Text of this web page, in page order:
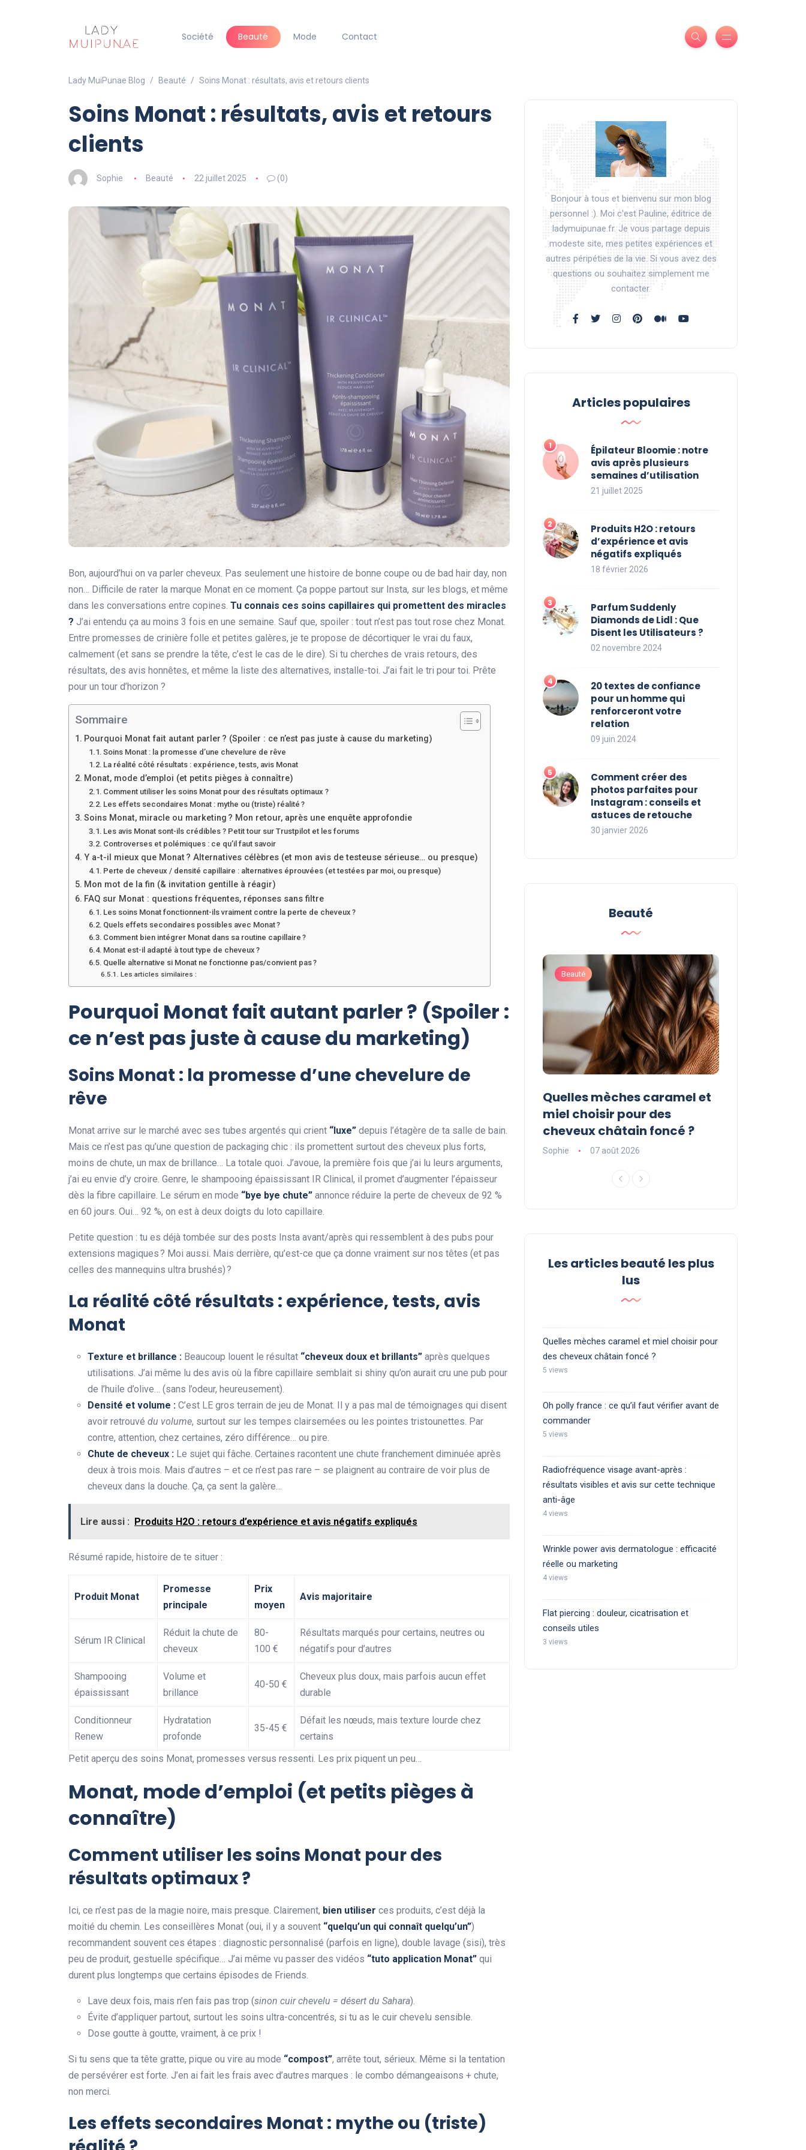
Société Beauté Mode Contact
Lady MuiPunae Blog Beauté Soins Monat : résultats, avis et retours clients
Soins Monat : résultats, avis et retours
clients
Sophie Beauté 22 juillet 2025 (0)
Bon, aujourd’hui on va parler cheveux. Pas seulement une histoire de bonne coupe ou de bad hair day, non
non… Difficile de rater la marque Monat en ce moment. Ça poppe partout sur Insta, sur les blogs, et même
dans les conversations entre copines. Tu connais ces soins capillaires qui promettent des miracles
? J’ai entendu ça au moins 3 fois en une semaine. Sauf que, spoiler : tout n’est pas tout rose chez Monat.
Entre promesses de crinière folle et petites galères, je te propose de décortiquer le vrai du faux,
calmement (et sans se prendre la tête, c’est le cas de le dire). Si tu cherches de vrais retours, des
résultats, des avis honnêtes, et même la liste des alternatives, installe-toi. J’ai fait le tri pour toi. Prête
pour un tour d’horizon ?
Sommaire
Pourquoi Monat fait autant parler ? (Spoiler : ce n’est pas juste à cause du marketing)
Soins Monat : la promesse d’une chevelure de rêve
La réalité côté résultats : expérience, tests, avis Monat
Monat, mode d’emploi (et petits pièges à connaître)
Comment utiliser les soins Monat pour des résultats optimaux ?
Les effets secondaires Monat : mythe ou (triste) réalité ?
Soins Monat, miracle ou marketing ? Mon retour, après une enquête approfondie
Les avis Monat sont-ils crédibles ? Petit tour sur Trustpilot et les forums
Controverses et polémiques : ce qu’il faut savoir
Y a-t-il mieux que Monat ? Alternatives célèbres (et mon avis de testeuse sérieuse… ou presque)
Perte de cheveux / densité capillaire : alternatives éprouvées (et testées par moi, ou presque)
Mon mot de la fin (& invitation gentille à réagir)
FAQ sur Monat : questions fréquentes, réponses sans filtre
Les soins Monat fonctionnent-ils vraiment contre la perte de cheveux ?
Quels effets secondaires possibles avec Monat ?
Comment bien intégrer Monat dans sa routine capillaire ?
Monat est-il adapté à tout type de cheveux ?
Quelle alternative si Monat ne fonctionne pas/convient pas ?
Les articles similaires :
Pourquoi Monat fait autant parler ? (Spoiler :
ce n’est pas juste à cause du marketing)
Soins Monat : la promesse d’une chevelure de
rêve
Monat arrive sur le marché avec ses tubes argentés qui crient “luxe” depuis l’étagère de ta salle de bain.
Mais ce n’est pas qu’une question de packaging chic : ils promettent surtout des cheveux plus forts,
moins de chute, un max de brillance… La totale quoi. J’avoue, la première fois que j’ai lu leurs arguments,
j’ai eu envie d’y croire. Genre, le shampooing épaississant IR Clinical, il promet d’augmenter l’épaisseur
dès la fibre capillaire. Le sérum en mode “bye bye chute” annonce réduire la perte de cheveux de 92 %
en 60 jours. Oui… 92 %, on est à deux doigts du loto capillaire.
Petite question : tu es déjà tombée sur des posts Insta avant/après qui ressemblent à des pubs pour
extensions magiques ? Moi aussi. Mais derrière, qu’est-ce que ça donne vraiment sur nos têtes (et pas
celles des mannequins ultra brushés) ?
La réalité côté résultats : expérience, tests, avis
Monat
Texture et brillance : Beaucoup louent le résultat “cheveux doux et brillants” après quelques
utilisations. J’ai même lu des avis où la fibre capillaire semblait si shiny qu’on aurait cru une pub pour
de l’huile d’olive… (sans l’odeur, heureusement).
Densité et volume : C’est LE gros terrain de jeu de Monat. Il y a pas mal de témoignages qui disent
avoir retrouvé du volume, surtout sur les tempes clairsemées ou les pointes tristounettes. Par
contre, attention, chez certaines, zéro différence… ou pire.
Chute de cheveux : Le sujet qui fâche. Certaines racontent une chute franchement diminuée après
deux à trois mois. Mais d’autres – et ce n’est pas rare – se plaignent au contraire de voir plus de
cheveux dans la douche. Ça, ça sent la galère…
Lire aussi : Produits H2O : retours d’expérience et avis négatifs expliqués
Résumé rapide, histoire de te situer :
Produit Monat
Promesse
principale
Prix
moyen
Avis majoritaire
Sérum IR Clinical
Réduit la chute de
cheveux
80-
100 €
Résultats marqués pour certains, neutres ou
négatifs pour d’autres
Shampooing
épaississant
Volume et
brillance
40-50 €
Cheveux plus doux, mais parfois aucun effet
durable
Conditionneur
Renew
Hydratation
profonde
35-45 €
Défait les nœuds, mais texture lourde chez
certains
Petit aperçu des soins Monat, promesses versus ressenti. Les prix piquent un peu…
Monat, mode d’emploi (et petits pièges à
connaître)
Comment utiliser les soins Monat pour des
résultats optimaux ?
Ici, ce n’est pas de la magie noire, mais presque. Clairement, bien utiliser ces produits, c’est déjà la
moitié du chemin. Les conseillères Monat (oui, il y a souvent “quelqu’un qui connaît quelqu’un”)
recommandent souvent ces étapes : diagnostic personnalisé (parfois en ligne), double lavage (sisi), très
peu de produit, gestuelle spécifique… J’ai même vu passer des vidéos “tuto application Monat” qui
durent plus longtemps que certains épisodes de Friends.
Lave deux fois, mais n’en fais pas trop (sinon cuir chevelu = désert du Sahara).
Évite d’appliquer partout, surtout les soins ultra-concentrés, si tu as le cuir chevelu sensible.
Dose goutte à goutte, vraiment, à ce prix !
Si tu sens que ta tête gratte, pique ou vire au mode “compost”, arrête tout, sérieux. Même si la tentation
de persévérer est forte. J’en ai fait les frais avec d’autres marques : le combo démangeaisons + chute,
non merci.
Les effets secondaires Monat : mythe ou (triste)
Bonjour à tous et bienvenu sur mon blog
personnel :). Moi c'est Pauline, éditrice de
ladymuipunae.fr. Je vous partage depuis
modeste site, mes petites expériences et
autres péripéties de la vie. Si vous avez des
questions ou souhaitez simplement me
contacter.
Articles populaires
Épilateur Bloomie : notre
avis après plusieurs
semaines d’utilisation
21 juillet 2025
Produits H2O : retours
d’expérience et avis
négatifs expliqués
18 février 2026
Parfum Suddenly
Diamonds de Lidl : Que
Disent les Utilisateurs ?
02 novembre 2024
20 textes de confiance
pour un homme qui
renforceront votre
relation
09 juin 2024
Comment créer des
photos parfaites pour
Instagram : conseils et
astuces de retouche
30 janvier 2026
Beauté
?
Sophie 05 août 2026
Beauté
Quelles mèches caramel et
miel choisir pour des
cheveux châtain foncé ?
Sophie 07 août 2026
Les articles beauté les plus
lus
Quelles mèches caramel et miel choisir pour
des cheveux châtain foncé ?
5 views
Oh polly france : ce qu’il faut vérifier avant de
commander
5 views
Radiofréquence visage avant-après :
résultats visibles et avis sur cette technique
anti-âge
4 views
Wrinkle power avis dermatologue : efficacité
réelle ou marketing
4 views
Flat piercing : douleur, cicatrisation et
conseils utiles
3 views